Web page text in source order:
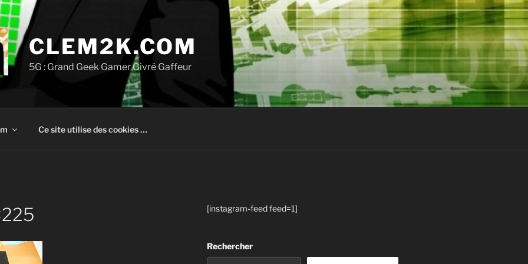
CLEM2K.COM
5G : Grand Geek Gamer Givré Gaffeur
Ce site utilise des cookies …
[instagram-feed feed=1]
Rechercher